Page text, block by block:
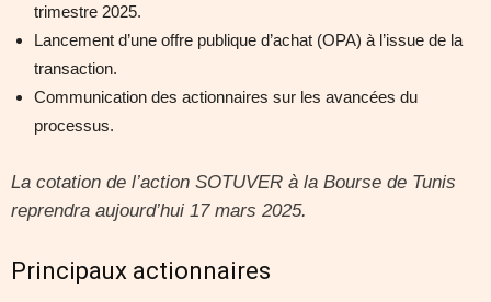
trimestre 2025.
Lancement d’une offre publique d’achat (OPA) à l’issue de la
transaction.
Communication des actionnaires sur les avancées du
processus.
La cotation de l’action SOTUVER à la Bourse de Tunis
reprendra aujourd’hui 17 mars 2025.
Principaux actionnaires